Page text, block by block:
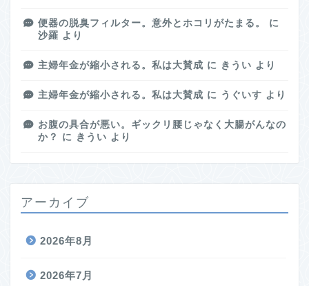
便器の脱臭フィルター。意外とホコリがたまる。
に
沙羅 より
主婦年金が縮小される。私は大賛成 に きうい より
主婦年金が縮小される。私は大賛成 に うぐいす より
お腹の具合が悪い。ギックリ腰じゃなく大腸がんなの
か？
に きうい より
アーカイブ
2026年8月
2026年7月